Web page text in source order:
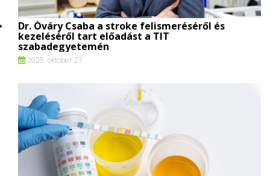
Dr. Óváry Csaba a stroke felismeréséről és
kezeléséről tart előadást a TIT
szabadegyetemén
2025. oktober 27.